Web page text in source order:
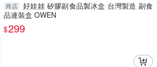
商店 好娃娃 矽膠副食品製冰盒 台灣製造 副食
品連裝盒 OWEN
$299